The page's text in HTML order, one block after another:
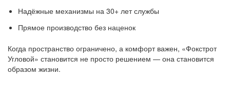
Надёжные механизмы на 30+ лет службы
Прямое производство без наценок
Когда пространство ограничено, а комфорт важен, «Фокстрот
Угловой» становится не просто решением — она становится
образом жизни.